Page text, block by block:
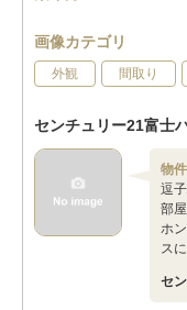
画像カテゴリ
外観 間取り
センチュリー21富士
物
逗
部
ホ
ス
セ